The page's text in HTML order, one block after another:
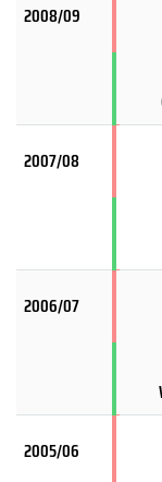
2008/09
2007/08
2006/07
2005/06